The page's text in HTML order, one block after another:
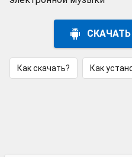
СКАЧАТЬ
Как скачать? Как